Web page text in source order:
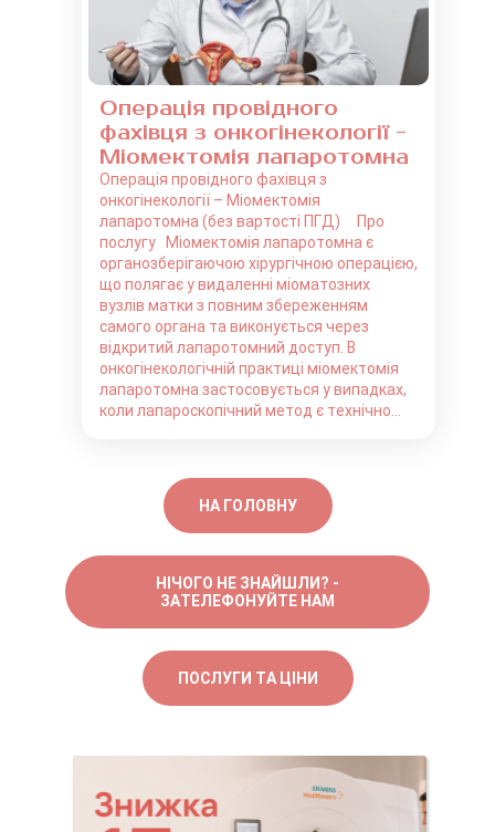
Операція провідного
фахівця з онкогінекології -
Міомектомія лапаротомна
Операція провідного фахівця з
онкогінекології – Міомектомія
лапаротомна (без вартості ПГД) Про
послугу Міомектомія лапаротомна є
органозберігаючою хірургічною операцією,
що полягає у видаленні міоматозних
вузлів матки з повним збереженням
самого органа та виконується через
відкритий лапаротомний доступ. В
онкогінекологічній практиці міомектомія
лапаротомна застосовується у випадках,
коли лапароскопічний метод є технічно...
НА ГОЛОВНУ
НІЧОГО НЕ ЗНАЙШЛИ? -
ЗАТЕЛЕФОНУЙТЕ НАМ
ПОСЛУГИ ТА ЦІНИ